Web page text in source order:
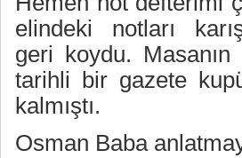
elindeki notları
geri koydu.
tarihli bir gazete
kalmıştı.
Osman Baba